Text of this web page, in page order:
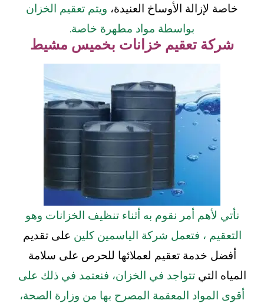
خاصة لإزالة الأوساخ العنيدة، ويتم تعقيم الخزان
بواسطة مواد مطهرة خاصة.
شركة تعقيم خزانات بخميس مشيط
نأتي لأهم أمر نقوم به أثناء تنظيف الخزانات وهو
التعقيم ، فتعمل شركة الياسمين كلين على تقديم
أفضل خدمة تعقيم لعملائها للحرص على سلامة
المياه التيتتواجد في الخزان، فنعتمد في ذلك على
أقوى المواد المعقمة المصرح بها من وزارة الصحة،